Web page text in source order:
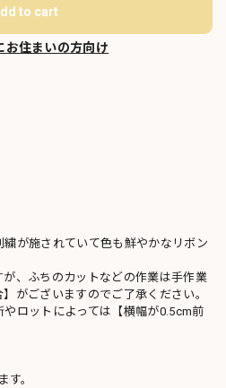
to cart
お住まいの方向け
が施されていて色も鮮やかなリボン
、ふちのカットなどの作業は手作業
がございますのでご了承ください。
ロットによっては【横幅が0.5cm前
す。